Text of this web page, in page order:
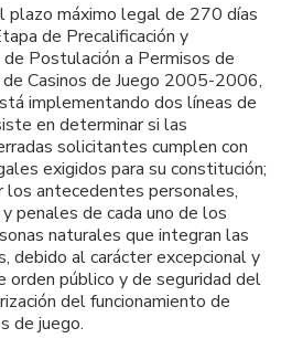
plazo máximo legal de 270 días
de Precalificación y
Postulación a Permisos de
Casinos de Juego 2005-2006,
implementando dos líneas de
en determinar si las
solicitantes cumplen con
exigidos para su constitución;
los antecedentes personales,
penales de cada uno de los
naturales que integran las
debido al carácter excepcional y
orden público y de seguridad del
del funcionamiento de
de juego.